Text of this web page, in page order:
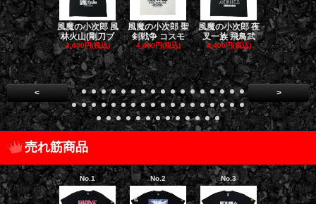
風魔の小次郎 風
林火山(剛刀ブ
4,400円(税込)
風魔の小次郎 聖
剣戦争 コスモ
4,400円(税込)
風魔の小次郎 夜
叉一族 飛鳥武
4,400円(税込)
風魔の小次
魔一族 竜
4,400円(税
< >
売れ筋商品
No.1 No.2 No.3 No.4